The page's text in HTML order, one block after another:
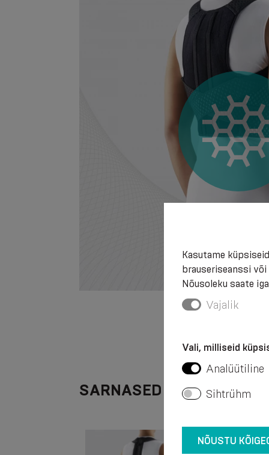
SARNASED TOOTED
Kasutame
brauseriseanssi
Nõusoleku saate
Vajalik
Vali, milliseid
Analüütiline
Sihtrühm
NÕUSTU